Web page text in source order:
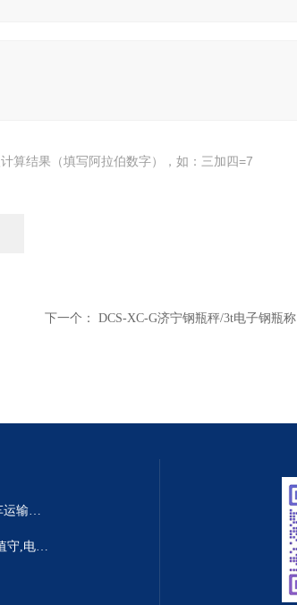
算结果（填写阿拉伯数字），如：三加四=7
下一个： DCS-XC-G济宁钢瓶秤/3t电子钢瓶称
过煤车电子秤大型煤矿厂称煤车运输过120吨汽车过磅称~山西晋城市150吨卡车过磅称.内蒙古重型100吨货车过磅称
汽车衡无人值守系统,地磅无人值守,电子地磅无人值守智能化系统